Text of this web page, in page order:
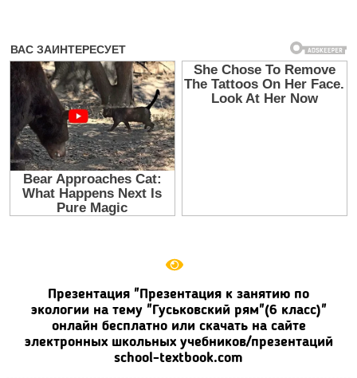
Презентация "Презентация к занятию по
экологии на тему "Гуськовский рям"(6 класс)"
онлайн бесплатно или скачать на сайте
электронных школьных учебников/презентаций
school-textbook.com